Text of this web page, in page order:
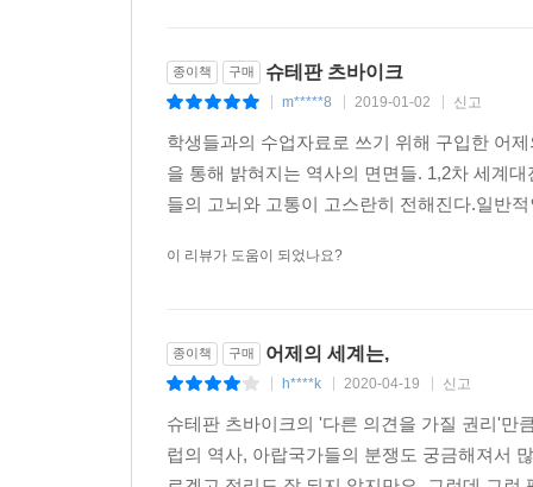
종이책 구매 슈테판 츠바이크
m*****8 2019-01-02 신고
학생들과의 수업자료로 쓰기 위해 구입한 어
을 통해 밝혀지는 역사의 면면들. 1,2차 세계
들의 고뇌와 고통이 고스란히 전해진다.일반
이 리뷰가 도움이 되었나요?
종이책 구매 어제의 세계는,
h****k 2020-04-19 신고
슈테판 츠바이크의 '다른 의견을 가질 권리'만
럽의 역사, 아랍국가들의 분쟁도 궁금해져서